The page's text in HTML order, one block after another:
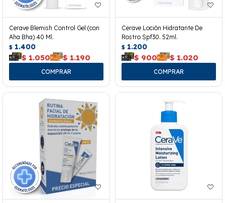
Cerave Blemish Control Gel (con
Aha Bha) 40 Ml.
$ 1.400
$ 1.050 $ 1.190
Cerave Loción Hidratante De
Rostro Spf30. 52ml.
$ 1.200
$ 900 $ 1.020